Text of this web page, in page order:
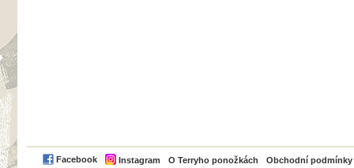
Facebook Instagram O Terryho ponožkách Obchodní podmínky
PayPal